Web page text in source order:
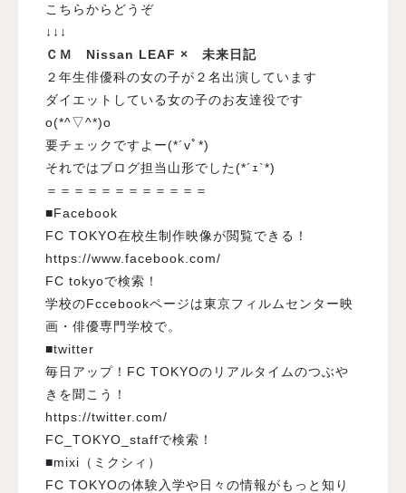
こちらからどうぞ
↓↓↓
ＣＭ Nissan LEAF × 未来日記
２年生俳優科の女の子が２名出演しています
ダイエットしている女の子のお友達役です
o(*^▽^*)o
要チェックですよー(*´vﾟ*)ゞ
それではブログ担当山形でした(*´ｪ`*)
＝＝＝＝＝＝＝＝＝＝＝＝
■Facebook
FC TOKYO在校生制作映像が閲覧できる！
https://www.facebook.com/
FC tokyoで検索！
学校のFccebookページは東京フィルムセンター映
画・俳優専門学校で。
■twitter
毎日アップ！FC TOKYOのリアルタイムのつぶや
きを聞こう！
https://twitter.com/
FC_TOKYO_staffで検索！
■mixi（ミクシィ）
FC TOKYOの体験入学や日々の情報がもっと知り